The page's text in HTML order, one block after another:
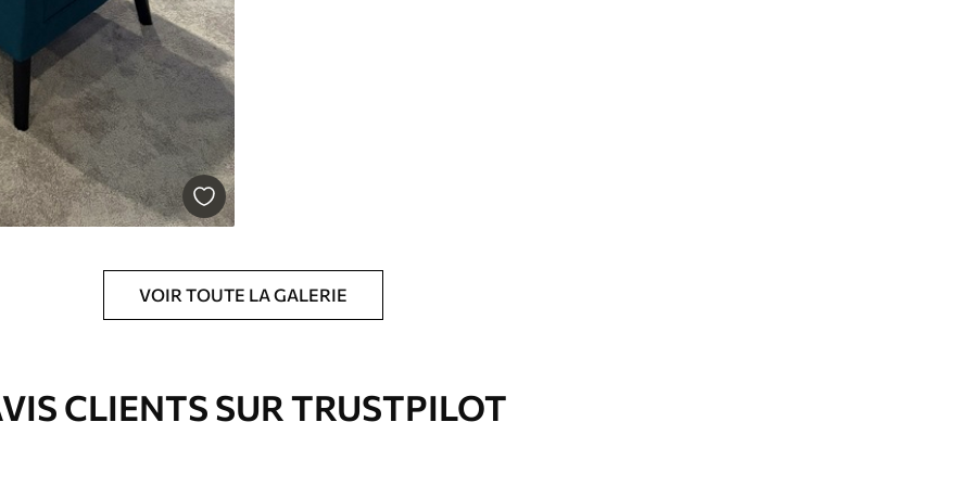
VOIR TOUTE LA GALERIE
CLIENTS SUR TRUSTPILOT